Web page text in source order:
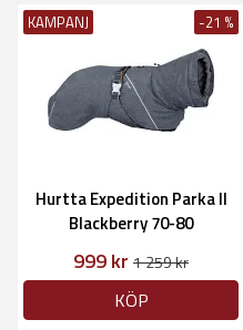
KAMPANJ -21 %
Hurtta Expedition Parka II
Blackberry 70-80
999 kr 1 259 kr
KÖP